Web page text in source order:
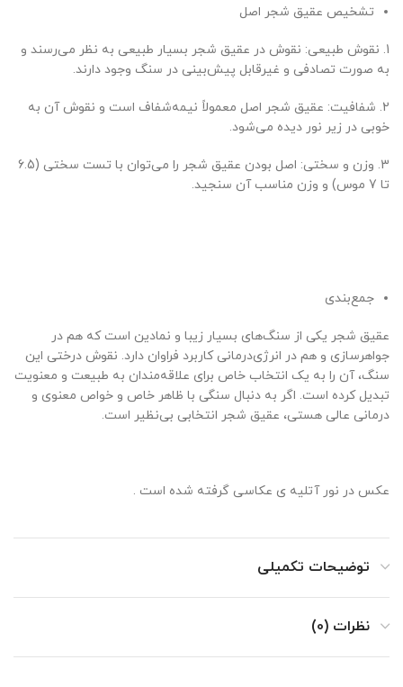
تشخیص عقیق شجر اصل
1. نقوش طبیعی: نقوش در عقیق شجر بسیار طبیعی به نظر می‌رسند و
به صورت تصادفی و غیرقابل پیش‌بینی در سنگ وجود دارند.
2. شفافیت: عقیق شجر اصل معمولاً نیمه‌شفاف است و نقوش آن به
خوبی در زیر نور دیده می‌شود.
3. وزن و سختی: اصل بودن عقیق شجر را می‌توان با تست سختی (6.5
تا 7 موس) و وزن مناسب آن سنجید.
جمع‌بندی
عقیق شجر یکی از سنگ‌های بسیار زیبا و نمادین است که هم در
جواهرسازی و هم در انرژی‌درمانی کاربرد فراوان دارد. نقوش درختی این
سنگ، آن را به یک انتخاب خاص برای علاقه‌مندان به طبیعت و معنویت
تبدیل کرده است. اگر به دنبال سنگی با ظاهر خاص و خواص معنوی و
درمانی عالی هستی، عقیق شجر انتخابی بی‌نظیر است.
عکس در نور آتلیه ی عکاسی گرفته شده است .
توضیحات تکمیلی
نظرات (0)